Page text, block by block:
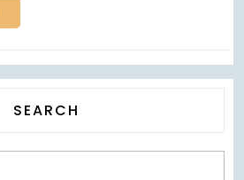
SEARCH